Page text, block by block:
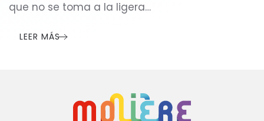
que no se toma a la ligera…
LEER MÁS